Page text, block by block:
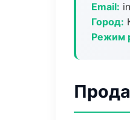
Email:
Город:
Режим